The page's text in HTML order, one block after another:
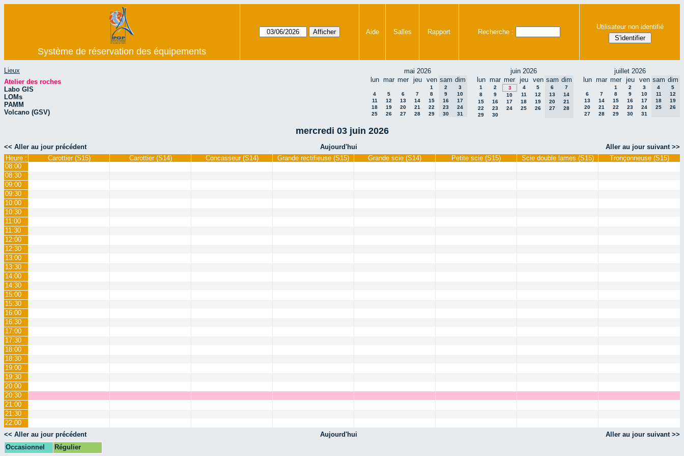
Système de réservation des équipements
Aide Salles Rapport Recherche :
Utilisateur non identifié
Lieux
Atelier des roches
Labo GIS
LOMs
PAMM
Volcano (GSV)
mai 2026
lun mar mer jeu ven sam dim
1 2
3
4
5 6 7 8 9
10
11
12 13 14 15 16
17
18
19 20 21 22 23
24
25
26 27 28 29 30 31
juin 2026
lun mar mer jeu ven sam dim
1 2 3 4 5 6
7
8
9 10 11 12 13
14
15
16 17 18 19 20
21
22
23 24 25 26 27
28
29
30
juillet 2026
lun mar mer jeu ven sam dim
1 2 3 4
5
6
7 8 9 10 11
12
13
14 15 16 17 18
19
20
21 22 23 24 25
26
27
28 29 30 31
mercredi 03 juin 2026
<< Aller au jour précédent Aujourd'hui
Aller au jour suivant >>
Heure :
Carottier (S15) Carottier (S14) Concasseur (S14) Grande rectifieuse (S15) Grande scie (S14) Petite scie (S15) Scie double lames (S15)
Tronçonneuse (S15)
08:00
08:30
09:00
09:30
10:00
10:30
11:00
11:30
12:00
12:30
13:00
13:30
14:00
14:30
15:00
15:30
16:00
16:30
17:00
17:30
18:00
18:30
19:00
19:30
20:00
20:30
21:00
21:30
22:00
<< Aller au jour précédent
Aujourd'hui
Aller au jour suivant >>
Occasionnel
Régulier